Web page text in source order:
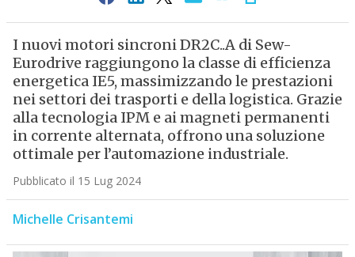
I nuovi motori sincroni DR2C..A di Sew-
Eurodrive raggiungono la classe di efficienza
energetica IE5, massimizzando le prestazioni
nei settori dei trasporti e della logistica. Grazie
alla tecnologia IPM e ai magneti permanenti
in corrente alternata, offrono una soluzione
ottimale per l’automazione industriale.
Pubblicato il 15 Lug 2024
Michelle Crisantemi